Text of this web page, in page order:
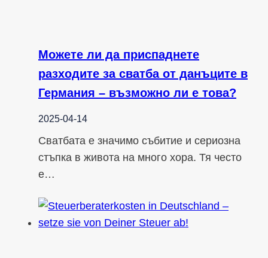
Можете ли да приспаднете
разходите за сватба от данъците в
Германия – възможно ли е това?
2025-04-14
Сватбата е значимо събитие и сериозна
стъпка в живота на много хора. Тя често
е…